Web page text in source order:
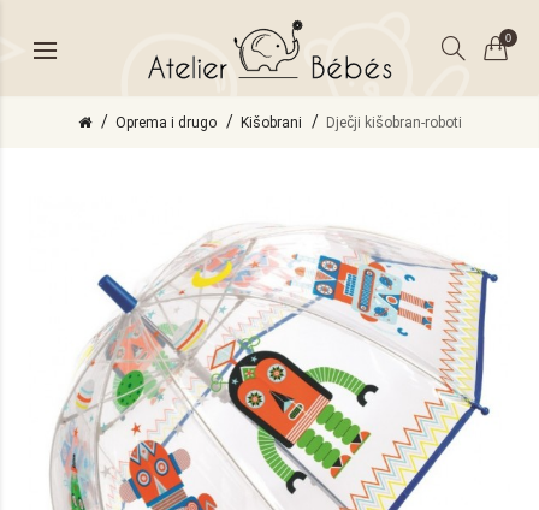
0
Oprema i drugo Kišobrani Dječji kišobran-roboti